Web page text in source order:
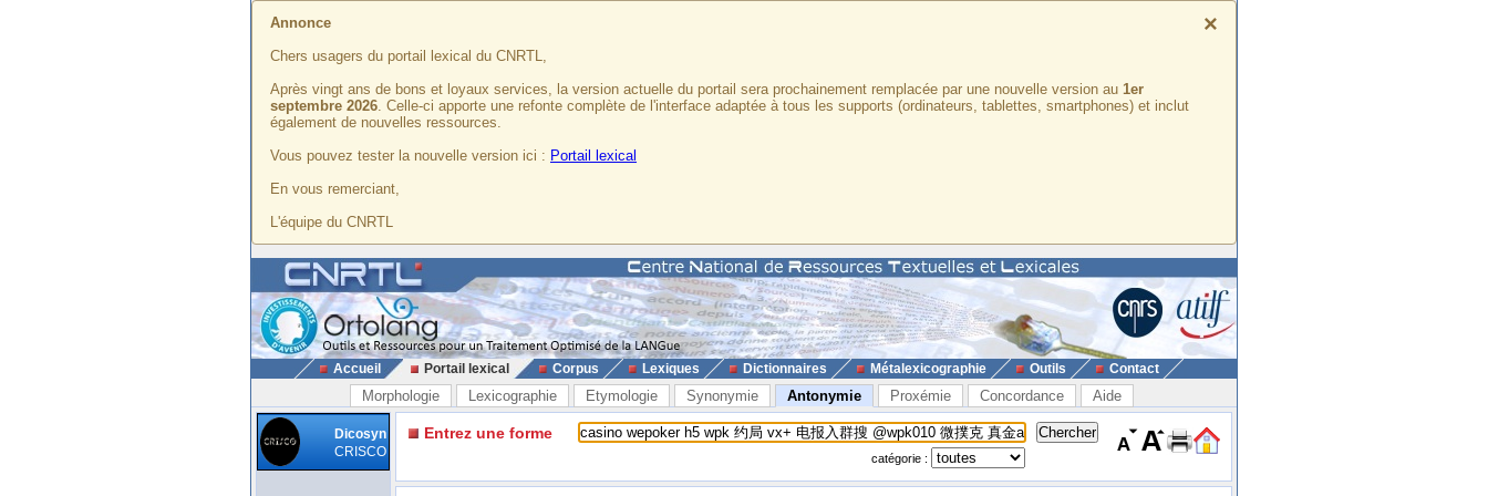
×
Annonce
Chers usagers du portail lexical du CNRTL,
Après vingt ans de bons et loyaux services, la version actuelle du portail sera prochainement remplacée par une nouvelle version au 1er
septembre 2026. Celle-ci apporte une refonte complète de l'interface adaptée à tous les supports (ordinateurs, tablettes, smartphones) et inclut
également de nouvelles ressources.
Vous pouvez tester la nouvelle version ici : Portail lexical
En vous remerciant,
L'équipe du CNRTL
Accueil Portail lexical Corpus Lexiques Dictionnaires Métalexicographie Outils Contact
Morphologie Lexicographie Etymologie Synonymie Antonymie Proxémie Concordance Aide
Dicosyn
CRISCO
Entrez une forme
catégorie :